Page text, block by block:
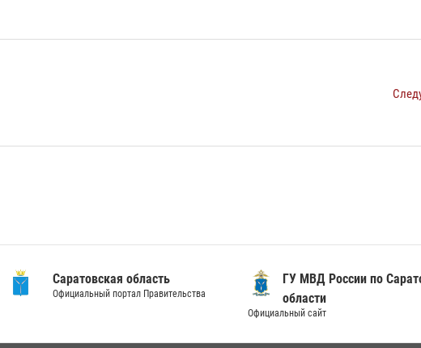
Саратовская область
Официальный портал Правительства
ГУ МВД России по
области
Официальный сайт